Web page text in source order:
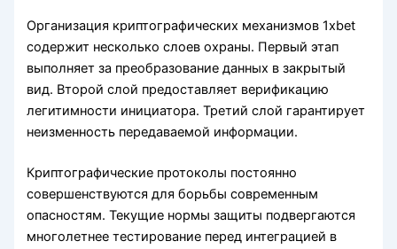
Организация криптографических механизмов 1xbet
содержит несколько слоев охраны. Первый этап
выполняет за преобразование данных в закрытый
вид. Второй слой предоставляет верификацию
легитимности инициатора. Третий слой гарантирует
неизменность передаваемой информации.
Криптографические протоколы постоянно
совершенствуются для борьбы современным
опасностям. Текущие нормы защиты подвергаются
многолетнее тестирование перед интеграцией в